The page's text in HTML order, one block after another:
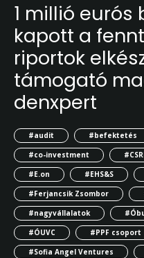
1 millió eurós
kapott a
riportok
támogató
denxpert
#audit #befektetés
#co-investment
#E.on
#EHS&S
#Ferjancsik Zsombor
#nagyvállalatok
#ÓUVC
#PPF csoport
#Sofia Angel Ventures